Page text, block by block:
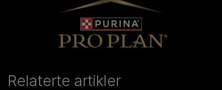
Relaterte artikler